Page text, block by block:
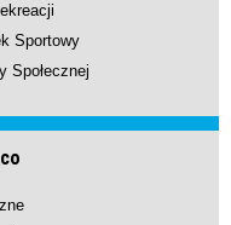
Sportowy
Społecznej